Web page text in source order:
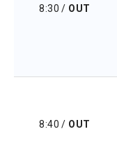
8:30 / OUT
8:40 / OUT